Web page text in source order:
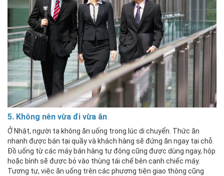
5. Không nên vừa đi vừa ăn
Ở Nhật, người ta không ăn uống trong lúc di chuyển. Thức ăn
nhanh được bán tại quầy và khách hàng sẽ đứng ăn ngay tại chỗ.
Đồ uống từ các máy bán hàng tự động cũng được dùng ngay, hộp
hoặc bình sẽ được bỏ vào thùng tái chế bên cạnh chiếc máy.
Tương tự, việc ăn uống trên các phương tiện giao thông cũng